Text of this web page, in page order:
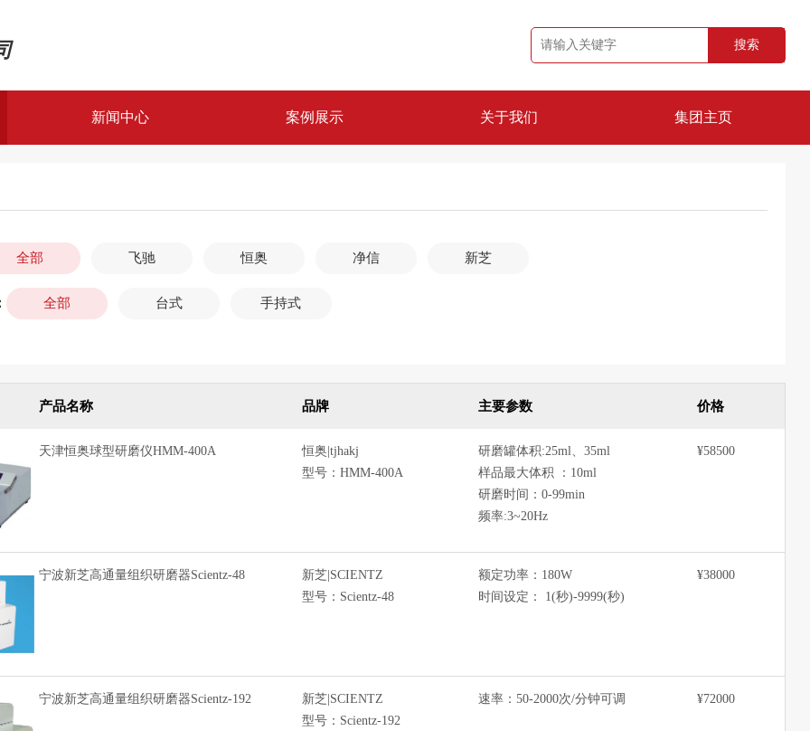
搜索
新闻中心 案例展示
解决方案
关于我们
品牌资质
集团主页
全部 飞驰 恒奥 净信 新芝
全部 台式 手持式
产品名称 品牌 主要参数 价格
天津恒奥球型研磨仪HMM-400A
恒奥|tjhakj
型号：HMM-400A
研磨罐体积:25ml、35ml
样品最大体积 ：10ml
研磨时间：0-99min
频率:3~20Hz
¥58500
宁波新芝高通量组织研磨器Scientz-48
新芝|SCIENTZ
型号：Scientz-48
额定功率：180W
时间设定： 1(秒)-9999(秒)
¥38000
宁波新芝高通量组织研磨器Scientz-192
新芝|SCIENTZ
型号：Scientz-192
速率：50-2000次/分钟可调 ¥72000